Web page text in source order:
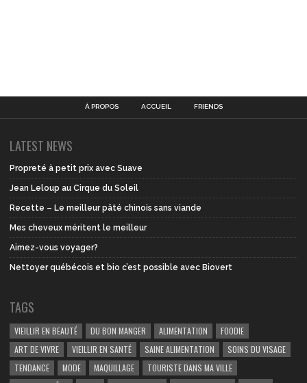
À PROPOS ACCUEIL FRIENDS
LATEST NEWS
Propreté à petit prix avec Suave
Jean Leloup au Cirque du Soleil
Recette – Le meilleur pâté chinois sans viande
Mes cheveux méritent le meilleur
Aimez-vous voyager?
Nettoyer québécois et bio c’est possible avec Biovert
TAGS
VIEILLIR EN BEAUTÉ DU BON MANGER ALIMENTATION
FOODIE
ART DE VIVRE
VIEILLIR EN SANTÉ SAINE ALIMENTATION
SOINS DU VISAGE
TENDANCE
MODE MAQUILLAGE
TOURISTE DANS MA VILLE